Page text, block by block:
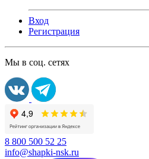
Вход
Регистрация
Мы в соц. сетях
8 800 500 52 25
info@shapki-nsk.ru